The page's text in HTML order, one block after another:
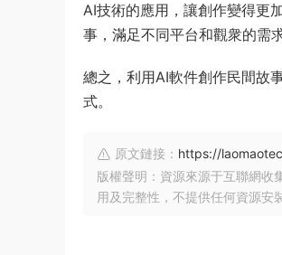
AI技術的應用，讓創作變得更
事，滿足不同平台和觀衆的需求
總之，利用AI軟件創作民間故
式。
原文鏈接： https://
版權聲明：資源來源于互聯網收
用及完整性，不提供任何資源安